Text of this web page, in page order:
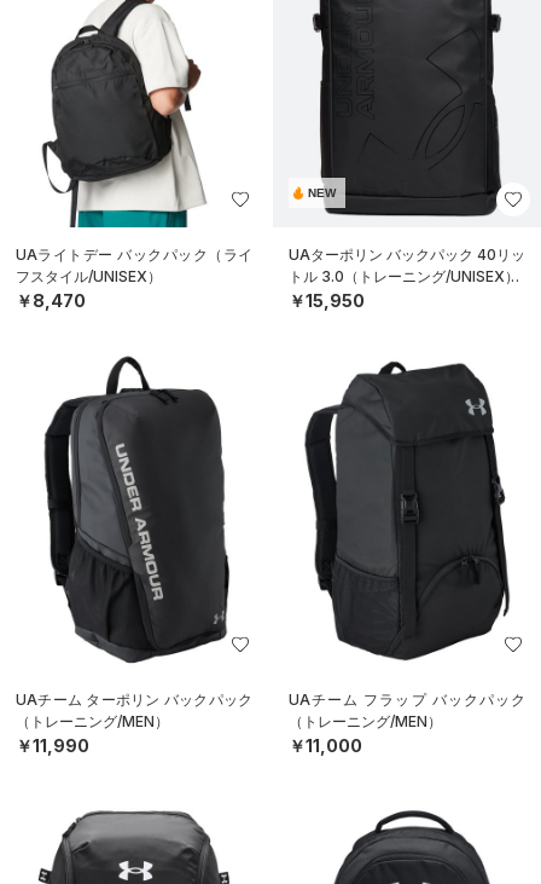
UAライトデー バックパック（ライ
フスタイル/UNISEX）
￥8,470
NEW
UAターポリン バックパック 40リッ
トル 3.0（トレーニング/UNISEX）
￥15,950
UAチーム ターポリン バックパック
（トレーニング/MEN）
￥11,990
UAチーム フラップ バックパック
（トレーニング/MEN）
￥11,000